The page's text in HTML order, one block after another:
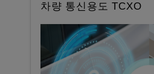
차량 통신용도 TCXO